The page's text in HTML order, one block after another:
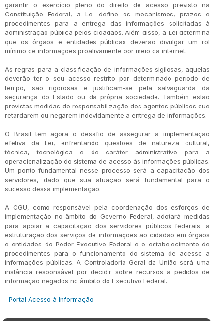
garantir o exercício pleno do direito de acesso previsto na
Constituição Federal, a Lei define os mecanismos, prazos e
procedimentos para a entrega das informações solicitadas à
administração pública pelos cidadãos. Além disso, a Lei determina
que os órgãos e entidades públicas deverão divulgar um rol
mínimo de informações proativamente por meio da internet.
As regras para a classificação de informações sigilosas, aquelas
deverão ter o seu acesso restrito por determinado período de
tempo, são rigorosas e justificam-se pela salvaguarda da
segurança do Estado ou da própria sociedade. Também estão
previstas medidas de responsabilização dos agentes públicos que
retardarem ou negarem indevidamente a entrega de informações.
O Brasil tem agora o desafio de assegurar a implementação
efetiva da Lei, enfrentando questões de natureza cultural,
técnica, tecnológica e de caráter administrativo para a
operacionalização do sistema de acesso às informações públicas.
Um ponto fundamental nesse processo será a capacitação dos
servidores, dado que sua atuação será fundamental para o
sucesso dessa implementação.
A CGU, como responsável pela coordenação dos esforços de
implementação no âmbito do Governo Federal, adotará medidas
para apoiar a capacitação dos servidores públicos federais, a
estruturação dos serviços de informações ao cidadão em órgãos
e entidades do Poder Executivo Federal e o estabelecimento de
procedimentos para o funcionamento do sistema de acesso a
informações públicas. A Controladoria-Geral da União será uma
instância responsável por decidir sobre recursos a pedidos de
informação negados no âmbito do Executivo Federal.
Portal Acesso à Informação